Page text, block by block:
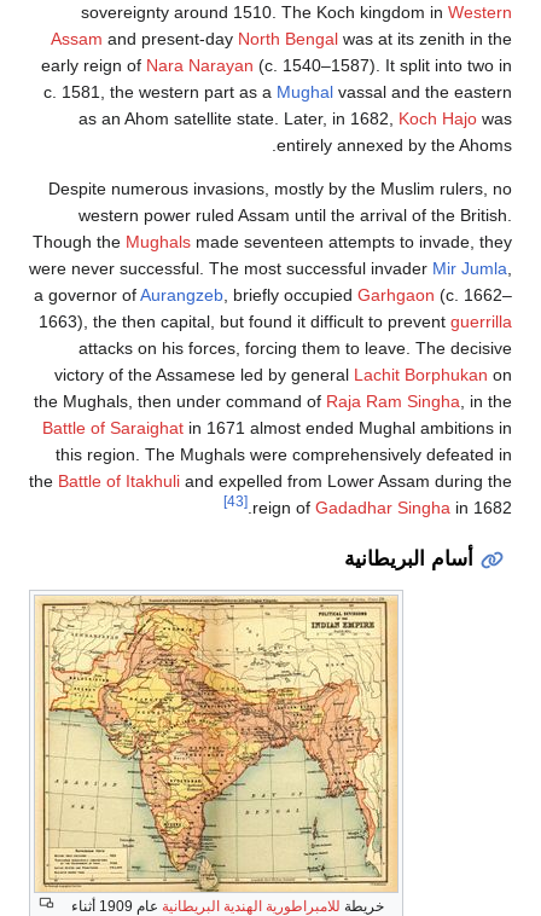
sovereignty around 1510. The Koch kingdom inWestern
Assamand present-dayNorth Bengalwas at its zenith in the
early reign ofNara Narayan (c. 1540–1587). It split into two in
c. 1581, the western part as aMughalvassal and the eastern
as an Ahom satellite state. Later, in 1682,Koch Hajowas
entirely annexed by the Ahoms.
Despite numerous invasions, mostly by the Muslim rulers, no
western power ruled Assam until the arrival of the British.
Though theMughalsmade seventeen attempts to invade, they
were never successful. The most successful invader Mir Jumla
a governor ofAurangzeb, briefly occupiedGarhgaon (c. 1662–
1663), the then capital, but found it difficult to preventguerrilla
attacks on his forces, forcing them to leave. The decisive
victory of the Assamese led by generalLachit Borphukan
the Mughals, then under command ofRaja Ram Singha, in the
Battle of Saraighatin 1671 almost ended Mughal ambitions in
this region. The Mughals were comprehensively defeated in
theBattle of Itakhuliand expelled from Lower Assam during the
reign ofGadadhar Singhain 1682.
أسام البريطانية
خريطة للامبراطورية الهندية البريطانية
عام 1909 أثناء